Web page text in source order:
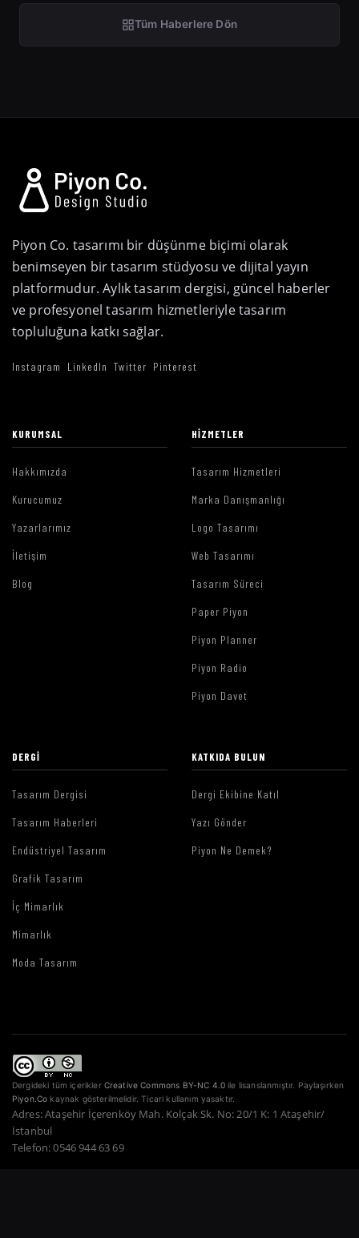
Tüm Haberlere Dön
Piyon Co. tasarımı bir düşünme biçimi olarak
benimseyen bir tasarım stüdyosu ve dijital yayın
platformudur. Aylık tasarım dergisi, güncel haberler
ve profesyonel tasarım hizmetleriyle tasarım
topluluğuna katkı sağlar.
Instagram LinkedIn Twitter Pinterest
KURUMSAL
Hakkımızda
Kurucumuz
Yazarlarımız
İletişim
Blog
HIZMETLER
Tasarım Hizmetleri
Marka Danışmanlığı
Logo Tasarımı
Web Tasarımı
Tasarım Süreci
Paper Piyon
Piyon Planner
Piyon Radio
Piyon Davet
DERGI
Tasarım Dergisi
Tasarım Haberleri
Endüstriyel Tasarım
Grafik Tasarım
İç Mimarlık
Mimarlık
Moda Tasarım
KATKIDA BULUN
Dergi Ekibine Katıl
Yazı Gönder
Piyon Ne Demek?
Dergideki tüm içerikler Creative Commons BY-NC 4.0 ile lisanslanmıştır. Paylaşırken
Piyon.Co kaynak gösterilmelidir. Ticari kullanım yasaktır.
Adres: Ataşehir İçerenköy Mah. Kolçak Sk. No: 20/1 K: 1 Ataşehir/
İstanbul
Telefon: 0546 944 63 69